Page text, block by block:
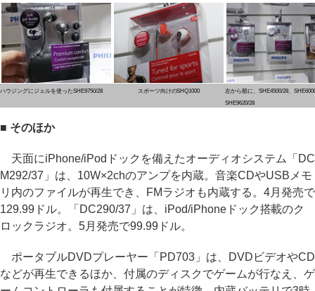
ハウジングにジェルを使ったSHE9750/28 スポーツ向けのSHQ1000
左から順に、SHE4500/28、
SHE9620/28
■ そのほか
天面にiPhone/iPodドックを備えたオーディオシステム「DC
M292/37」は、10W×2chのアンプを内蔵。音楽CDやUSBメモ
リ内のファイルが再生でき、FMラジオも内蔵する。4月発売で
129.99ドル。「DC290/37」は、iPod/iPhoneドック搭載のク
ロックラジオ。5月発売で99.99ドル。
ポータブルDVDプレーヤー「PD703」は、DVDビデオやCD
などが再生できるほか、付属のディスクでゲームが行なえ、ゲ